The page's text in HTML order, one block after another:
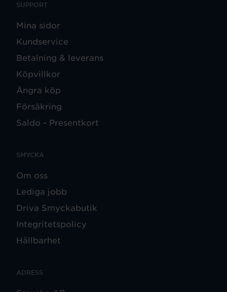
SUPPORT
Mina sidor
Kundservice
Betalning & leverans
Köpvillkor
Ångra köp
Försäkring
Saldo - Presentkort
SMYCKA
Om oss
Lediga jobb
Driva Smyckabutik
Integritetspolicy
Hållbarhet
ADRESS